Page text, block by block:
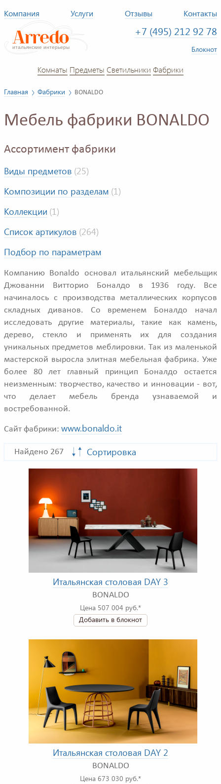
Компания Услуги Отзывы Контакты
+7 (495) 212 92 78
Блокнот
Комнаты Предметы Светильники Фабрики
Главная Фабрики BONALDO
Мебель фабрики BONALDO
Ассортимент фабрики
Виды предметов (25)
Композиции по разделам (1)
Коллекции (1)
Список артикулов (264)
Подбор по параметрам
Компанию Bonaldo основал итальянский мебельщик
Джованни Витторио Боналдо в 1936 году. Все
начиналось с производства металлических корпусов
складных диванов. Со временем Боналдо начал
исследовать другие материалы, такие как камень,
дерево, стекло и применять их для создания
уникальных предметов меблировки. Так из маленькой
мастерской выросла элитная мебельная фабрика. Уже
более 80 лет главный принцип Боналдо остается
неизменным: творчество, качество и инновации - вот,
что делает мебель бренда узнаваемой и
востребованной.
Сайт фабрики: www.bonaldo.it
Найдено 267 Сортировка
Итальянская столовая DAY 3
BONALDO
Цена 507 004 руб.*
Добавить в блокнот
Итальянская столовая DAY 2
BONALDO
Цена 673 030 руб.*